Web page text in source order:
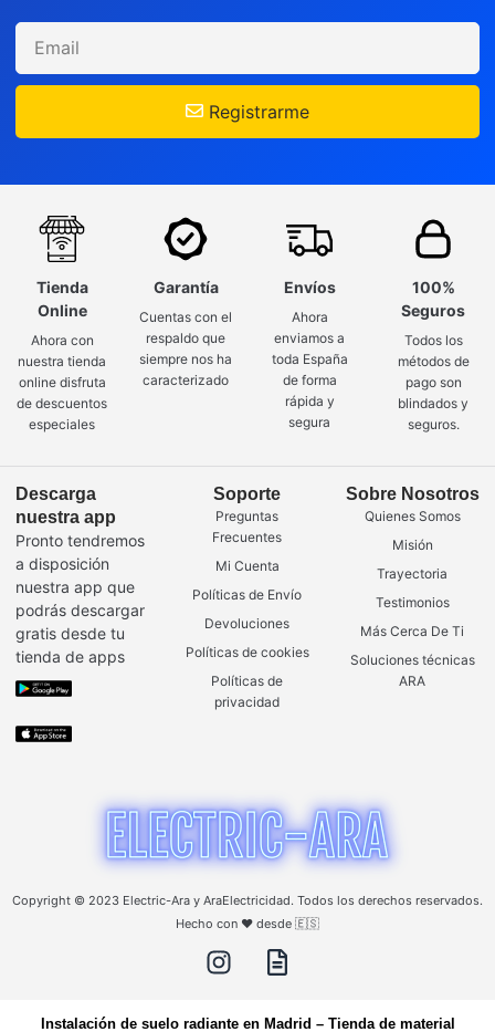
Registrarme
Tienda
Online
Ahora con
nuestra tienda
online disfruta
de descuentos
especiales
Garantía
Cuentas con el
respaldo que
siempre nos ha
caracterizado
Envíos
Ahora
enviamos a
toda España
de forma
rápida y
segura
100%
Seguros
Todos los
métodos de
pago son
blindados y
seguros.
Descarga
nuestra app
Pronto tendremos
a disposición
nuestra app que
podrás descargar
gratis desde tu
tienda de apps
Soporte
Preguntas
Frecuentes
Mi Cuenta
Políticas de Envío
Devoluciones
Políticas de cookies
Políticas de
privacidad
Sobre Nosotros
Quienes Somos
Misión
Trayectoria
Testimonios
Más Cerca De Ti
Soluciones técnicas
ARA
Copyright © 2023 Electric-Ara y AraElectricidad. Todos los derechos reservados.
Hecho con ❤️ desde 🇪🇸
Instalación de suelo radiante en Madrid – Tienda de material